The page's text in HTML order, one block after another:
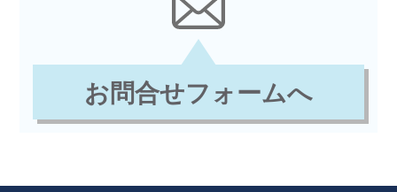
お問合せフォームへ